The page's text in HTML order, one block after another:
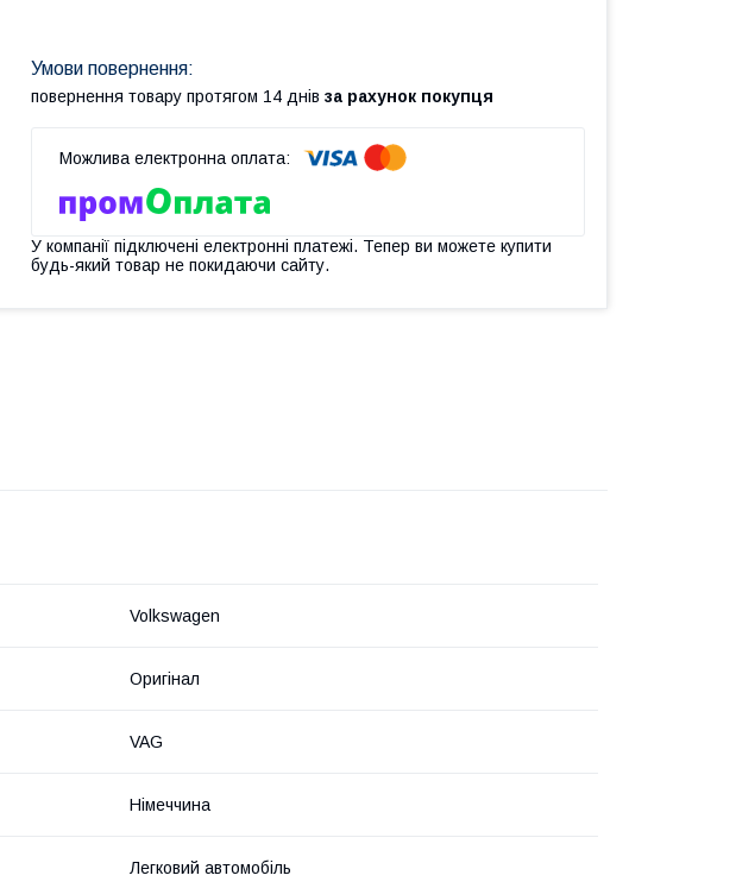
повернення товару протягом 14 днів за рахунок покупця
У компанії підключені електронні платежі. Тепер ви можете купити
будь-який товар не покидаючи сайту.
Volkswagen
Оригінал
VAG
Німеччина
Легковий автомобіль